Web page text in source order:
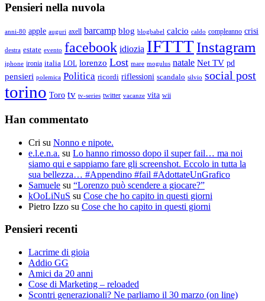
Pensieri nella nuvola
anni-80 apple auguri axell barcamp blog blogbabel calcio caldo compleanno crisi
destra estate evento facebook idiozia IFTTTInstagram
iphone ironia italia LOL lorenzo Lost mare mogulus natale Net TV pd
pensieri polemica Politica ricordi riflessioni scandalo silvio social post
torino Toro tv tv-series twitter vacanze vita wii
Han commentato
Cri su Nonno e nipote.
e.l.e.n.a. su Lo hanno rimosso dopo il super fail… ma noi
siamo qui e sappiamo fare gli screenshot. Eccolo in tutta la
sua bellezza… #Appendino #fail #AdottateUnGrafico
Samuele su “Lorenzo può scendere a giocare?”
kOoLiNuS su Cose che ho capito in questi giorni
Pietro Izzo su Cose che ho capito in questi giorni
Pensieri recenti
Lacrime di gioia
Addio GG
Amici da 20 anni
Cose di Marketing – reloaded
Scontri generazionali? Ne parliamo il 30 marzo (on line)